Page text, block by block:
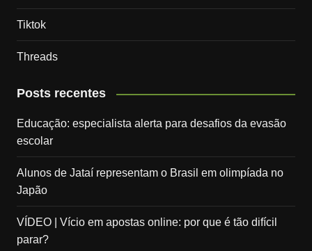
Tiktok
Threads
Posts recentes
Educação: especialista alerta para desafios da evasão
escolar
Alunos de Jataí representam o Brasil em olimpíada no
Japão
VÍDEO | Vício em apostas online: por que é tão difícil
parar?